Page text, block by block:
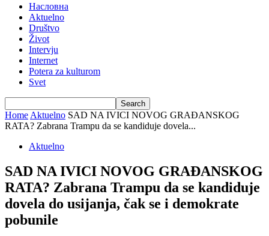
Насловна
Aktuelno
Društvo
Život
Intervju
Internet
Potera za kulturom
Svet
Home Aktuelno SAD NA IVICI NOVOG GRAĐANSKOG
RATA? Zabrana Trampu da se kandiduje dovela...
Aktuelno
SAD NA IVICI NOVOG GRAĐANSKOG
RATA? Zabrana Trampu da se kandiduje
dovela do usijanja, čak se i demokrate
pobunile